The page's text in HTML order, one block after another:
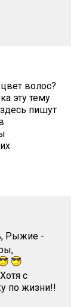
волос?
эту тему
пишут
Рыжие -
с
по жизни!!